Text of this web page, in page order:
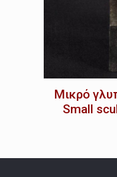
Μικρό
Small